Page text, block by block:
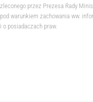
zleconego przez Prezesa Rady
pod warunkiem zachowania ww.
i o posiadaczach praw.